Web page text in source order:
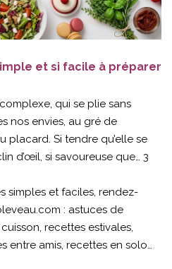
et si facile à préparer
qui se plie sans
nos envies, au gré de
placard. Si tendre qu’elle se
d’œil, si savoureuse que… 3
simples et faciles, rendez-
: astuces de
recettes estivales,
entre amis, recettes en solo…